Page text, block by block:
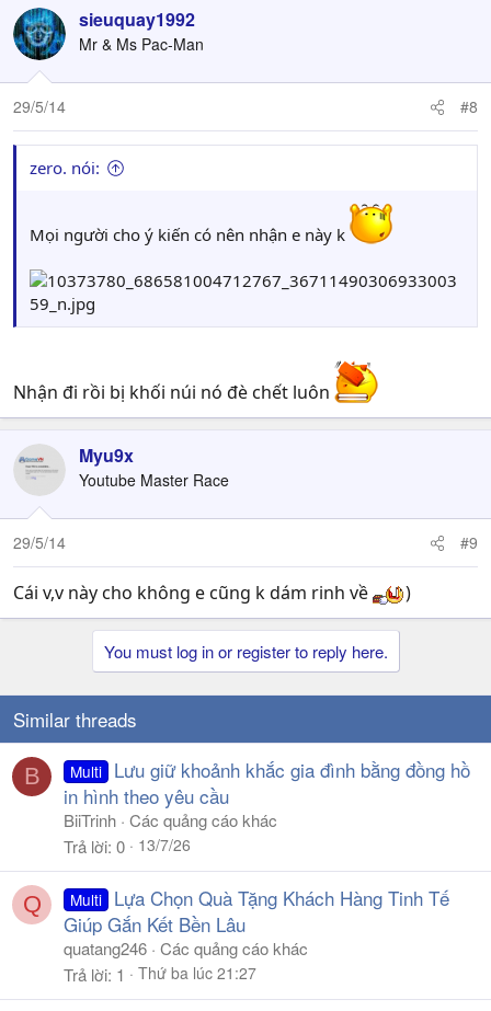
sieuquay1992
Mr & Ms Pac-Man
29/5/14 #8
zero. nói:
Mọi người cho ý kiến có nên nhận e này k
Nhận đi rồi bị khối núi nó đè chết luôn
Myu9x
Youtube Master Race
29/5/14 #9
Cái v,v này cho không e cũng k dám rinh về )
You must log in or register to reply here.
Similar threads
B Multi
Lưu giữ khoảnh khắc gia đình bằng đồng hồ
in hình theo yêu cầu
BiiTrinh Các quảng cáo khác
Trả lời 0 13/7/26
Q Multi
Lựa Chọn Quà Tặng Khách Hàng Tinh Tế
Giúp Gắn Kết Bền Lâu
quatang246 Các quảng cáo khác
Trả lời 1 Thứ ba lúc 21:27